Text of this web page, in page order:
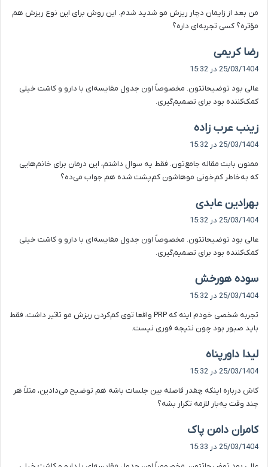
:
من بعد از زایمان دچار ریزش مو شدید شدم. این روش برای این نوع ریزش هم
مؤثره؟ کسی تجربه‌ای داره؟
رضا کریمی
:
25/03/1404 در 15:32
عالی بود توضیحاتتون. مخصوصاً اون جدول مقایسه‌ای با دارو و کاشت خیلی
کمک‌کننده بود برای تصمیم‌گیری.
زینب عرب زاده
ف
:
25/03/1404 در 15:32
ممنون بابت مقاله جامع‌تون. فقط یه سوال داشتم، این درمان برای خانم‌هایی
که به‌خاطر کم‌خونی موهاشون کم‌پشت شده هم جواب می‌ده؟
بهرادین عابدی
ف
:
25/03/1404 در 15:32
عالی بود توضیحاتتون. مخصوصاً اون جدول مقایسه‌ای با دارو و کاشت خیلی
کمک‌کننده بود برای تصمیم‌گیری.
سوده هورخش
ف
:
25/03/1404 در 15:32
تجربه شخصی خودم اینه که PRP واقعا توی کم‌کردن ریزش مو تاثیر داشت، فقط
باید صبور بود چون نتیجه فوری نیست.
لیدا داورپناه
ف
:
25/03/1404 در 15:32
کاش درباره اینکه چقدر فاصله بین جلسات باشه هم توضیح می‌دادین، مثلاً هر
چند وقت یه‌بار لازمه تکرار بشه؟
کامران دامن پاک
25/03/1404 در 15:33